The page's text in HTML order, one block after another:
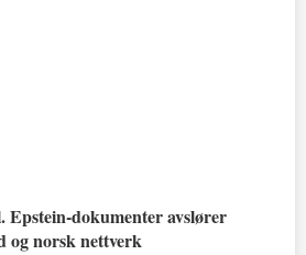
Epstein-dokumenter avslører
og norsk nettverk